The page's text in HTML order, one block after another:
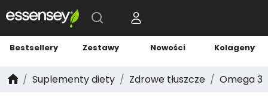
Bestsellery Zestawy Nowości Kolageny
Suplementy diety Zdrowe tłuszcze Omega 3